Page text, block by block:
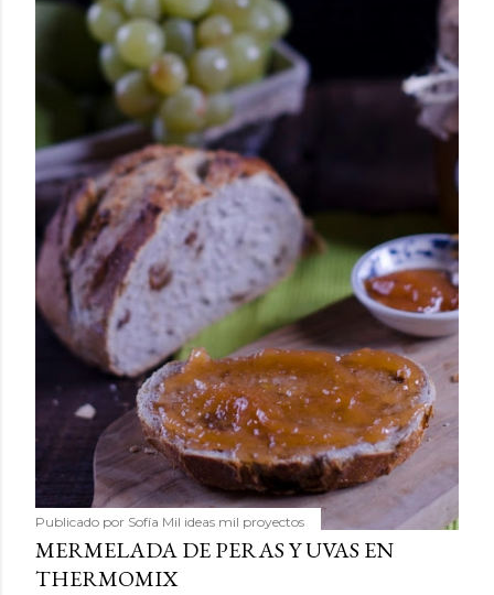
Publicado por Sofía Mil ideas mil proyectos
MERMELADA DE PERAS Y UVAS EN
THERMOMIX